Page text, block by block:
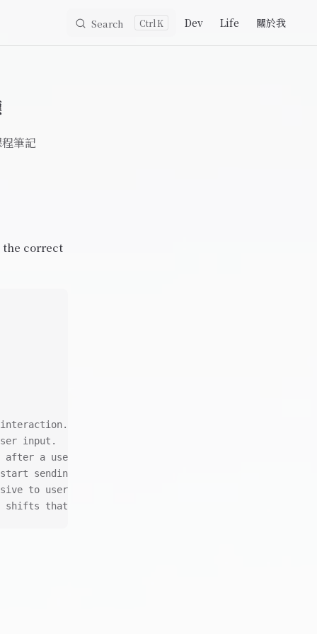
Search K Dev Life 關於我
筆記
the correct
input.
after a user interacts with it.
sending data back to the client.
to user input.
that occur on a webpage as it loads.